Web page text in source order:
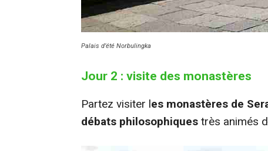
Palais d’été Norbulingka
Jour 2 : visite des monastères
Partez visiter les monastères de
débats philosophiques très animés